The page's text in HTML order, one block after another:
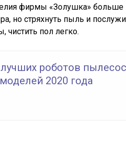
фирмы «Золушка» больше
но стряхнуть пыль и
чистить пол легко.
роботов
2020 года